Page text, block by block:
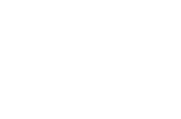
ました
ました
ました
ました
ました
ました
ました